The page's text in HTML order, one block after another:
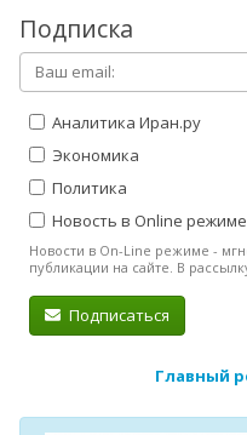
Подписка
Аналитика Иран.ру
Экономика
Политика
Новость в Online режиме
Новости в On-Line режиме -
публикации на сайте. В
Подписаться
Главный